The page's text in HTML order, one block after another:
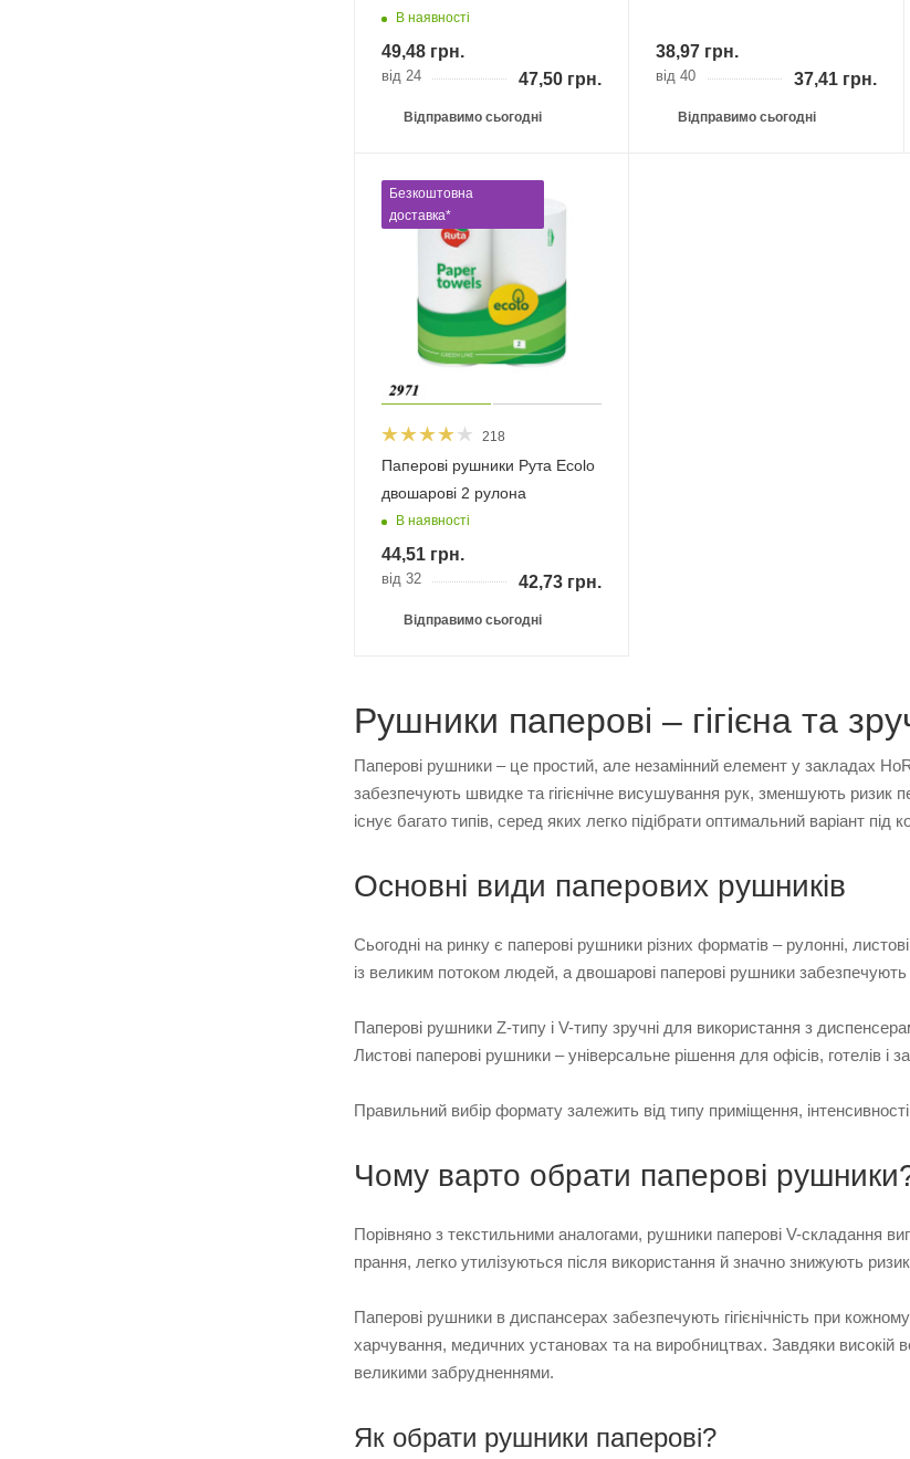
В наявності
49,48 грн.
від 24 47,50 грн.
Відправимо сьогодні
38,97 грн.
від 40 37,41грн.
Відправимо сьогодні
Безкоштовна
доставка*
218
Паперові рушники Рута Ecolo
двошарові 2 рулона
В наявності
44,51 грн.
від 32 42,73 грн.
Відправимо сьогодні
Рушники паперові – гігієна та
Паперові рушники – це простий, але незамінний елемент у закладах
забезпечують швидке та гігієнічне висушування рук, зменшують ризик
існує багато типів, серед яких легко підібрати оптимальний варіант під
Основні види паперових рушників
Сьогодні на ринку є паперові рушники різних форматів – рулонні,
із великим потоком людей, а двошарові паперові рушники забезпечують
Паперові рушники Z-типу і V-типу зручні для використання з
Листові паперові рушники – універсальне рішення для офісів, готелів і
Правильний вибір формату залежить від типу приміщення,
Чому варто обрати паперові
Порівняно з текстильними аналогами, рушники паперові V-складання
прання, легко утилізуються після використання й значно знижують
Паперові рушники в диспансерах забезпечують гігієнічність при
харчування, медичних установах та на виробництвах. Завдяки високій
великими забрудненнями.
Як обрати рушники паперові?